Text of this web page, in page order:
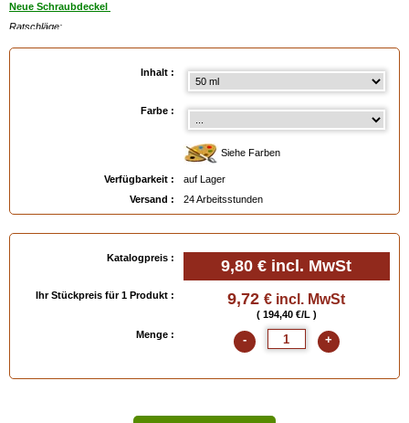
Neue Schraubdeckel
Ratschläge:
- Benutzen Sie die Pate de Luxe abwechselnd mit der untenstehendenCreme
MEDAILLE D'OR,
flüssigeren Wachsen eine Tiefenpflege des Leders ermöglicht.
- Falls Sie vorher Schuhpflegeprodukte anderer Marken verwendet haben, können Sie
etwaige Silikon- und Harzablagerungen mit Hilfe desRénomat SAPHIRentfernen,
welcher Ihnen ausserdem gute Dienste bei der periodischen Reinigung Ihres Leders
- Zum Glacieren müssen Sie der Pâte de Luxe regelmässig Wassertropfen hinzufügen,
Inhalt :
Farbe :
Siehe Farben
Verfügbarkeit :
auf Lager
Versand :
24 Arbeitsstunden
Katalogpreis : 9,80 € incl. MwSt
Ihr Stückpreis für 1 Produkt : 9,72 € incl. MwSt
( 194,40 €/L )
Menge :
- +